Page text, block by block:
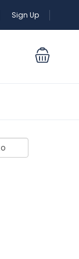
Sign Up